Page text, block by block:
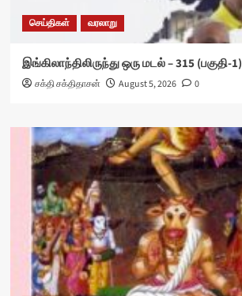
செய்திகள் வரலாறு
இங்கிலாந்திலிருந்து ஒரு மடல் – 315 (பகுதி-1)
சக்தி சக்திதாசன் August 5, 2026 0